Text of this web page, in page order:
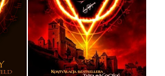
TAJEMNE MIASTO
C.J. DAUGHERTY, CARINA
ROZENFELD
39,90 ZŁ